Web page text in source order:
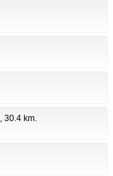
, 30.4 km.